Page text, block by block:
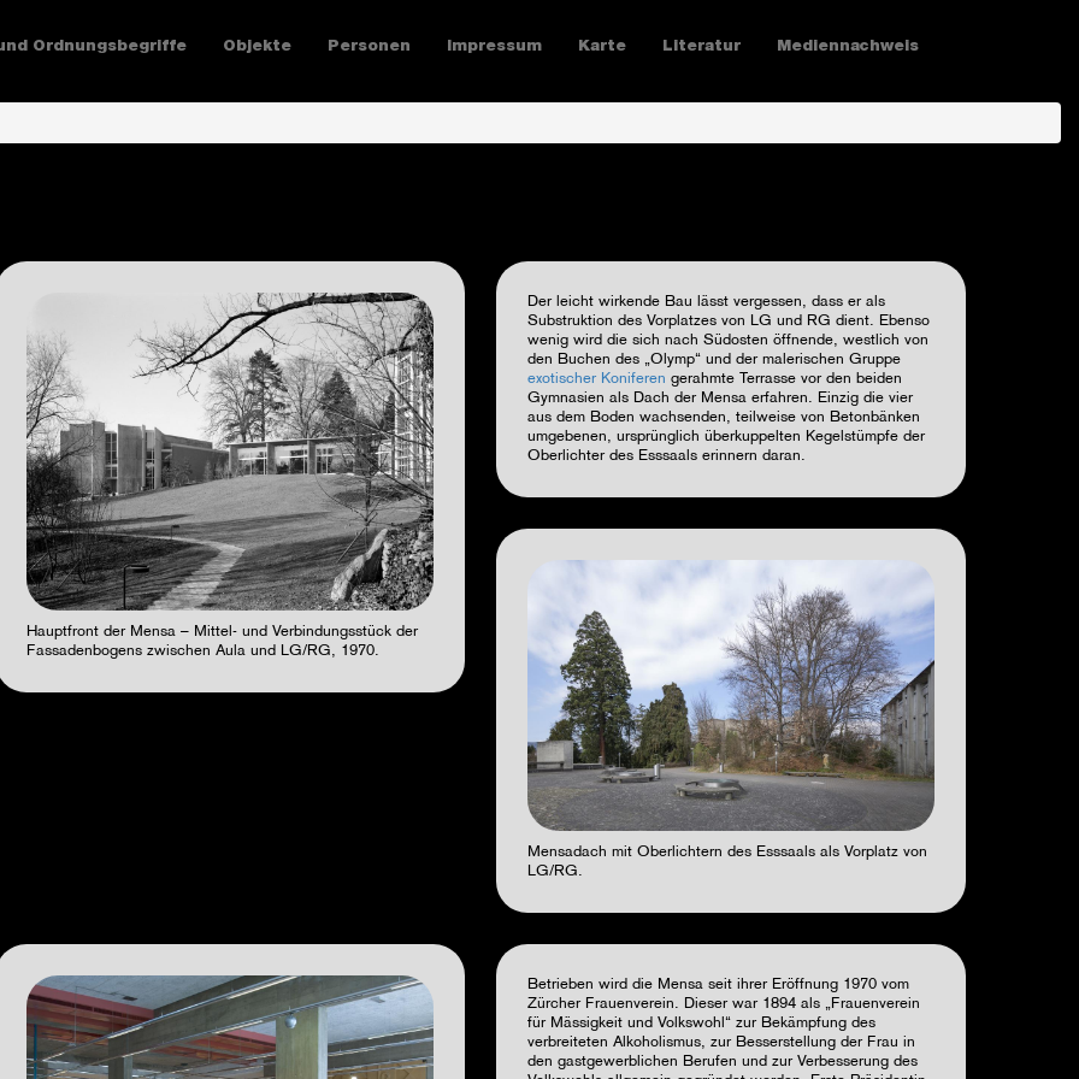
Ordnungsbegriffe Objekte Personen Impressum Karte Literatur Mediennachweis
Hauptfront der Mensa – Mittel- und Verbindungsstück der
Fassadenbogens zwischen Aula und LG/RG, 1970.
Der leicht wirkende Bau lässt vergessen, dass er als
Substruktion des Vorplatzes von LG und RG dient. Ebenso
wenig wird die sich nach Südosten öffnende, westlich von
den Buchen des „Olymp“ und der malerischen Gruppe
exotischer Koniferen gerahmte Terrasse vor den beiden
Gymnasien als Dach der Mensa erfahren. Einzig die vier
aus dem Boden wachsenden, teilweise von Betonbänken
umgebenen, ursprünglich überkuppelten Kegelstümpfe der
Oberlichter des Esssaals erinnern daran.
Mensadach mit Oberlichtern des Esssaals als Vorplatz von
LG/RG.
Betrieben wird die Mensa seit ihrer Eröffnung 1970 vom
Zürcher Frauenverein. Dieser war 1894 als „Frauenverein
für Mässigkeit und Volkswohl“ zur Bekämpfung des
verbreiteten Alkoholismus, zur Besserstellung der Frau in
den gastgewerblichen Berufen und zur Verbesserung des